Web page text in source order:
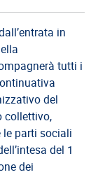
in
tutti i
del
collettivo,
parti sociali
del 1
dei